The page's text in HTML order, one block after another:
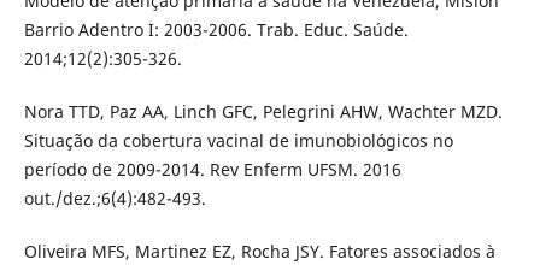
Barrio Adentro I: 2003-2006. Trab. Educ. Saúde.
2014;12(2):305-326.
Nora TTD, Paz AA, Linch GFC, Pelegrini AHW, Wachter MZD.
Situação da cobertura vacinal de imunobiológicos no
período de 2009-2014. Rev Enferm UFSM. 2016
out./dez.;6(4):482-493.
Oliveira MFS, Martinez EZ, Rocha JSY. Fatores associados à